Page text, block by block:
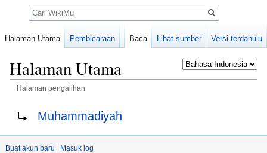
Halaman Utama
Halaman pengalihan
navigasi
pencarian
Mengalihkan ke:
Muhammadiyah
Buat akun baru Masuk log
Halaman Utama Pembicaraan Baca Lihat sumber Versi terdahulu
Pencarian